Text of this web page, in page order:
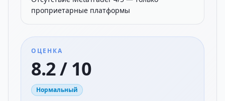
проприетарные платформы
ОЦЕНКА
8.2 / 10
Нормальный